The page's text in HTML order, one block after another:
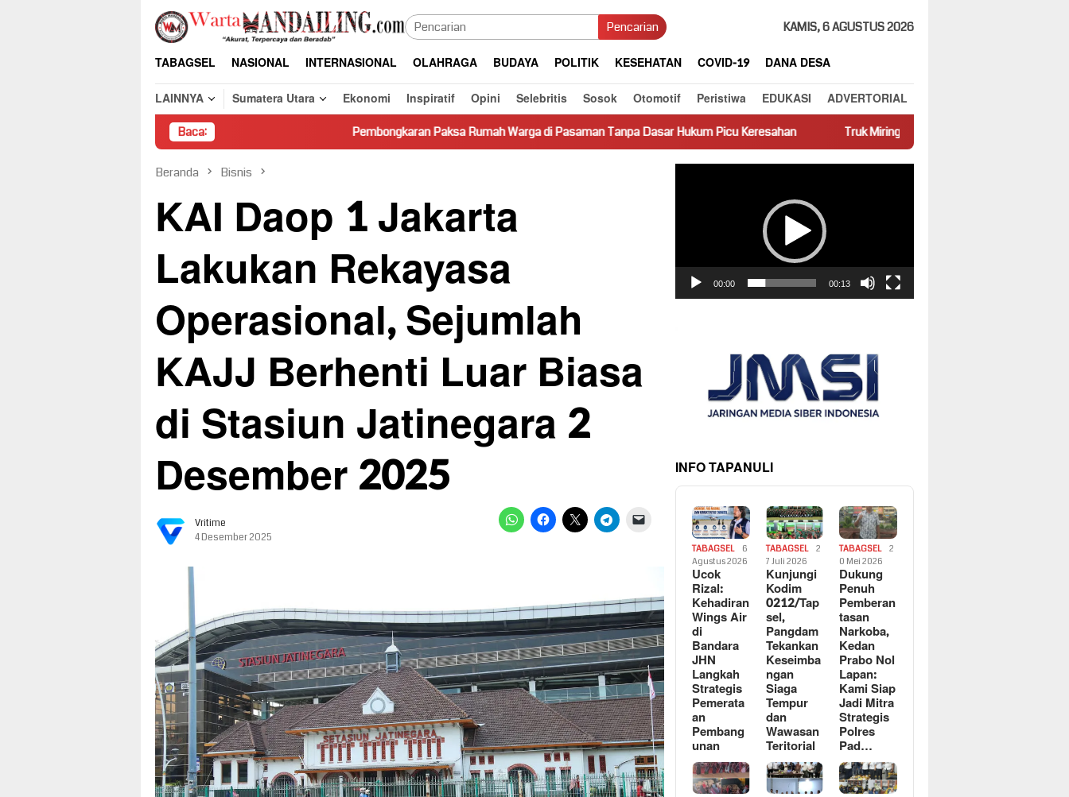
Loncat
konten
Pencarian KAMIS, 6 AGUSTUS 2026
TABAGSEL NASIONAL INTERNASIONAL OLAHRAGA BUDAYA POLITIK KESEHATAN COVID-19
DANA DESA
LAINNYA
Sumatera Utara Ekonomi Inspiratif Opini Selebritis Sosok Otomotif Peristiwa EDUKASI ADVERTORIAL
Baca: Pembongkaran Paksa Rumah Warga di Pasaman Tanpa Dasar Hukum Picu Keresahan Truk Miring Hambat Arus Lalu Lintas di Jalan Panti–Simpang
Beranda Bisnis
KAI Daop 1 Jakarta
Lakukan Rekayasa
Operasional, Sejumlah
KAJJ Berhenti Luar Biasa
di Stasiun Jatinegara 2
Desember 2025
Vritime
4 Desember 2025
00:00 00:13
INFO TAPANULI
TABAGSEL
6
Agustus 2026
Ucok
Rizal:
Kehadiran
Wings Air
di
Bandara
JHN
Langkah
Strategis
Pemerata
an
Pembang
unan
TABAGSEL
2
7 Juli 2026
Kunjungi
Kodim
0212/Tap
sel,
Pangdam
Tekankan
Keseimba
ngan
Siaga
Tempur
dan
Wawasan
Teritorial
TABAGSEL
2
0 Mei 2026
Dukung
Penuh
Pemberan
tasan
Narkoba,
Kedan
Prabo Nol
Lapan:
Kami Siap
Jadi Mitra
Strategis
Polres
Pad…